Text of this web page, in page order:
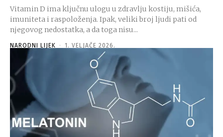
Vitamin D ima ključnu ulogu u zdravlju kostiju, mišića,
imuniteta i raspoloženja. Ipak, veliki broj ljudi pati od
njegovog nedostatka, a da toga nisu...
NARODNI LIJEK - 1. VELJAČE 2026.